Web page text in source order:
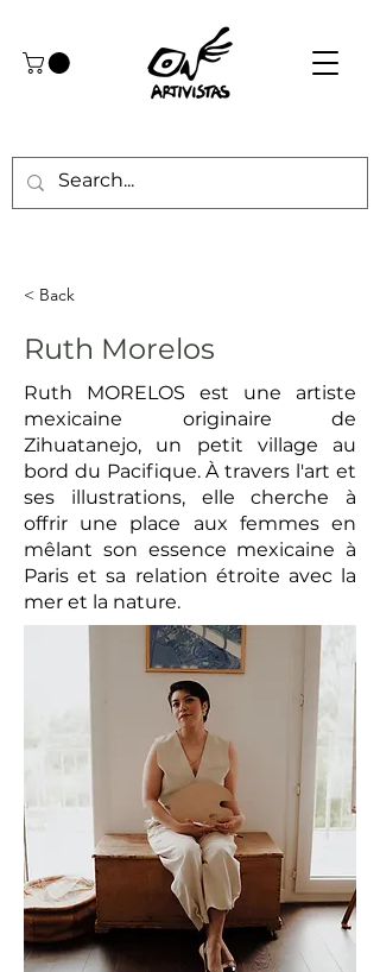
< Back
Ruth Morelos
Ruth MORELOS est une artiste
mexicaine originaire de
Zihuatanejo, un petit village au
bord du Pacifique. À travers l'art et
ses illustrations, elle cherche à
offrir une place aux femmes en
mêlant son essence mexicaine à
Paris et sa relation étroite avec la
mer et la nature.